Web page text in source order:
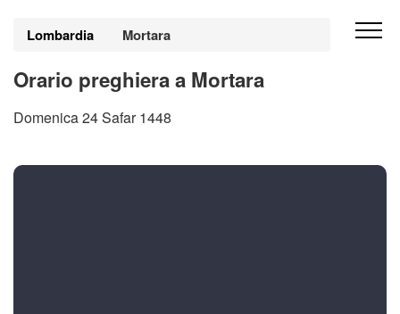
Lombardia Mortara
Orario preghiera a Mortara
Domenica 24 Safar 1448